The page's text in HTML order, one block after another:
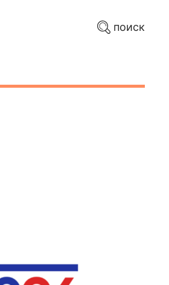
поиск